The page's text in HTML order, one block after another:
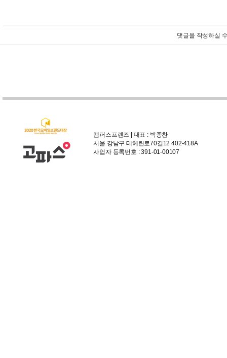
댓글을 작성하실
캠퍼스프렌즈 | 대표 : 박종찬
서울 강남구 테헤란로70길12 402-418A
사업자 등록번호 : 391-01-00107